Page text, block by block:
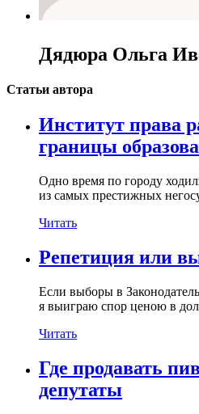
Дядюра Ольга
Статьи автора
Институт права
границы
Одно время по городу
из самых престижных
Читать
Репетиция или
Если выборы в
я выиграю спор ценою в
Читать
Где продавать
депутаты